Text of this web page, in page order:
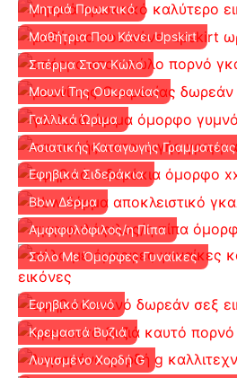
Μητριά Πρωκτικό
Μαθήτρια Που Κάνει Upskirt
Σπέρμα Στον Κώλο
Μουνί Της Ουκρανίας
Γαλλικά Ώριμα
Ασιατικής Καταγωγής Γραμματέας
Εφηβικά Σιδεράκια
Bbw Δέρμα
Αμφιφυλόφιλος/η Πίπα
Σόλο Με Όμορφες Γυναίκες
Εφηβικό Κοινό
Κρεμαστά Βυζιά
Λυγισμένο Χορδή G